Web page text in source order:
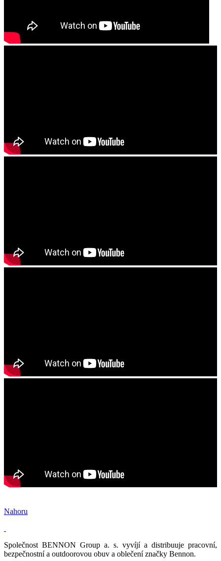
Nahoru
Společnost BENNON Group a. s. vyvíjí a distribuuje pracovní,
bezpečnostní a outdoorovou obuv a oblečení značky Bennon.